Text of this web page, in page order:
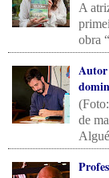
A
obra
Autor
de